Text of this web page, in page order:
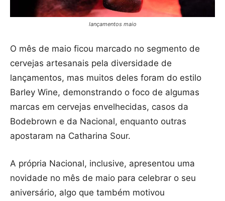
lançamentos maio
O mês de maio ficou marcado no segmento de
cervejas artesanais pela diversidade de
lançamentos, mas muitos deles foram do estilo
Barley Wine, demonstrando o foco de algumas
marcas em cervejas envelhecidas, casos da
Bodebrown e da Nacional, enquanto outras
apostaram na Catharina Sour.
A própria Nacional, inclusive, apresentou uma
novidade no mês de maio para celebrar o seu
aniversário, algo que também motivou